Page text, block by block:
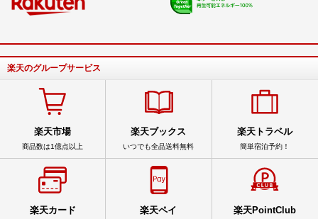
楽天のグループサービス
楽天市場
商品数は1億点以上
楽天ブックス
いつでも全品送料無料
楽天トラベル
簡単宿泊予約！
楽天カード 楽天ペイ 楽天PointClub